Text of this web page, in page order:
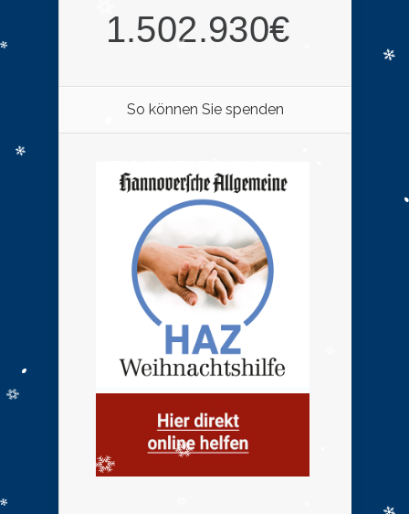
So können Sie spenden